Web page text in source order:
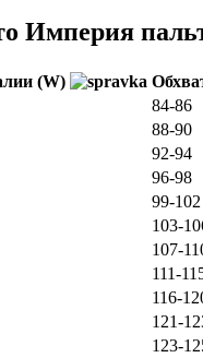
Империя
(W)
84-86
88-90
92-94
96-98
99-102
103-
107-
111-
116-
121-
123-